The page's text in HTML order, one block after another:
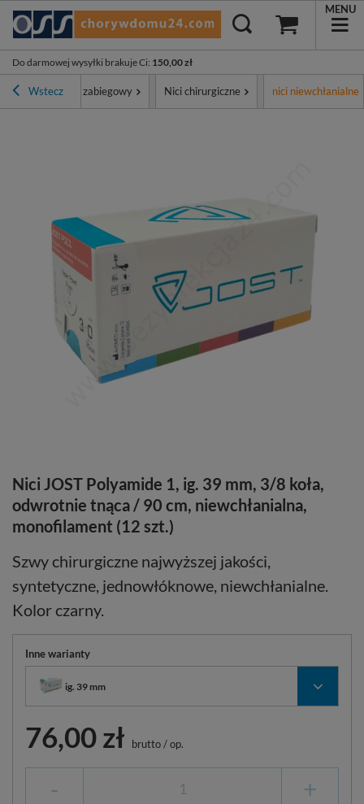
Do darmowej wysyłki brakuje Ci: 150,00 zł
MENU
WsteczSprzęt zabiegowy Nici chirurgiczne nici niewchłanialne
Nici JOST Polyamide 1, ig. 39 mm, 3/8 koła,
odwrotnie tnąca / 90 cm, niewchłanialna,
monofilament (12 szt.)
Szwy chirurgiczne najwyższej jakości,
syntetyczne, jednowłóknowe, niewchłanialne.
Kolor czarny.
Inne warianty
ig. 39 mm
76,00 zł brutto/op.
- +